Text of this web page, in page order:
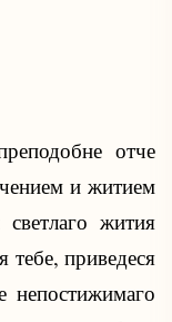
отче
и житием
жития
тебе, приведеся
непостижимаго